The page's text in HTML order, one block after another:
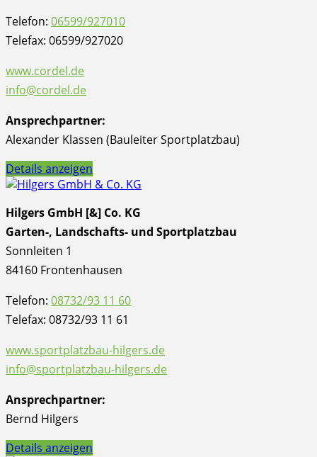
Telefon: 06599/927010
Telefax: 06599/927020
www.cordel.de
info@cordel.de
Ansprechpartner:
Alexander Klassen (Bauleiter Sportplatzbau)
Details anzeigen
Hilgers GmbH [&] Co. KG
Garten-, Landschafts- und Sportplatzbau
Sonnleiten 1
84160 Frontenhausen
Telefon: 08732/93 11 60
Telefax: 08732/93 11 61
www.sportplatzbau-hilgers.de
info@sportplatzbau-hilgers.de
Ansprechpartner:
Bernd Hilgers
Details anzeigen